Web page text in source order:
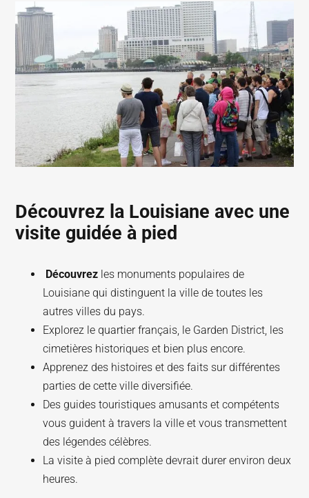
Découvrez la Louisiane avec une
visite guidée à pied
‍ Découvrez les monuments populaires de
Louisiane qui distinguent la ville de toutes les
autres villes du pays.
Explorez le quartier français, le Garden District, les
cimetières historiques et bien plus encore.
Apprenez des histoires et des faits sur différentes
parties de cette ville diversifiée.
Des guides touristiques amusants et compétents
vous guident à travers la ville et vous transmettent
des légendes célèbres.
La visite à pied complète devrait durer environ deux
heures.